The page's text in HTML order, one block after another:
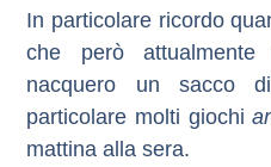
In particolare ricordo
che però
nacquero un sacco
particolare molti giochi
mattina alla sera.